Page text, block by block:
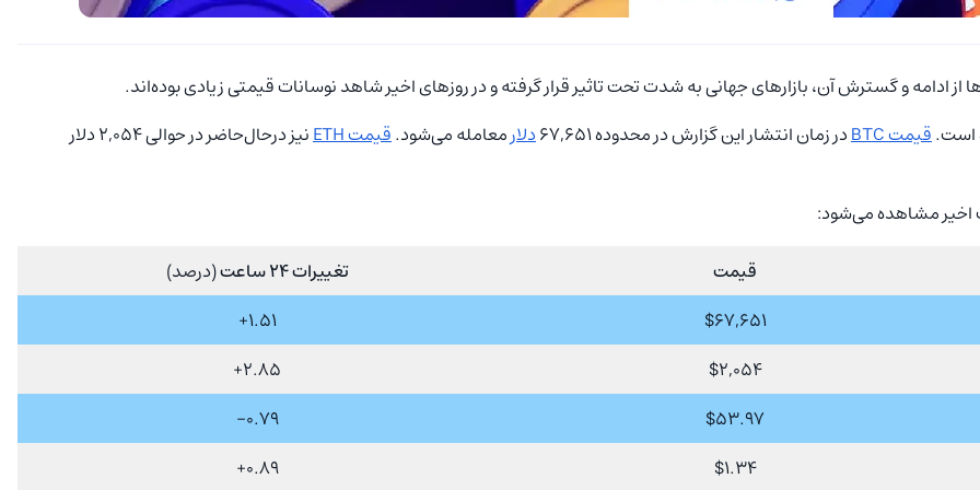
ادامه و گسترش آن، بازارهای جهانی به شدت تحت تاثیر قرار گرفته‌ و در روزهای اخیر شاهد نوسانات قیمتی زیادی بوده‌اند.
قیمت BTC
در زمان انتشار این گزارش در محدوده 67,651 دلارمعامله می‌شود.قیمت ETH نیز درحال‌حاضر در حوالی 2,054 دلار
قیمت تغییرات 24 ساعت
(درصد)
$67,651
1.51+
$2,054
2.85+
$53.97
0.79-
$1.34
0.89+